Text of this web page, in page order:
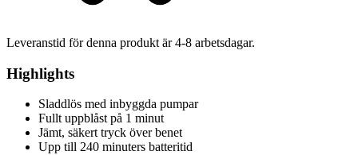
Leveranstid för denna produkt är4-8 arbetsdagar.
Highlights
Sladdlös med inbyggda pumpar
Fullt uppblåst på 1 minut
Jämt, säkert tryck över benet
Upp till 240 minuters batteritid